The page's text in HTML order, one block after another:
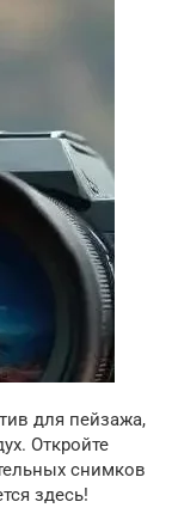
для пейзажа,
Откройте
снимков
здесь!